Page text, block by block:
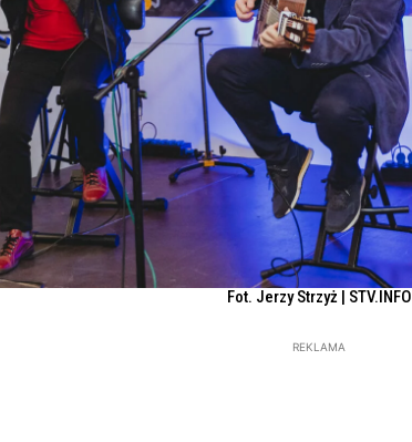
Fot. Jerzy Strzyż | STV.INFO
REKLAMA